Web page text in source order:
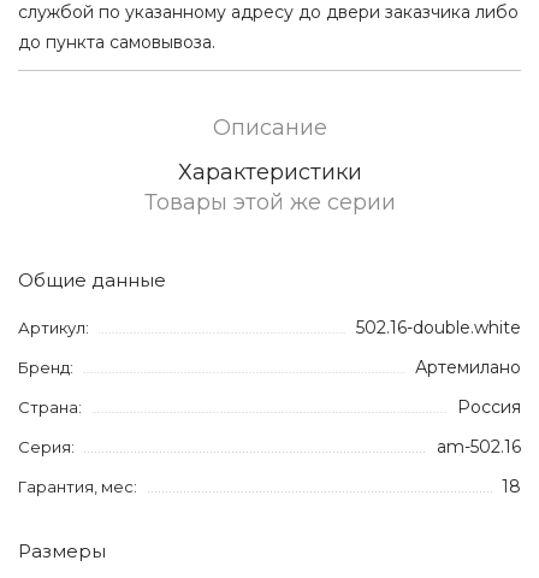
службой по указанному адресу до двери заказчика либо
до пункта самовывоза.
Описание
Характеристики
Товары этой же серии
Общие данные
Артикул: 502.16-double.white
Бренд: Артемилано
Страна: Россия
Серия: am-502.16
Гарантия, мес: 18
Размеры